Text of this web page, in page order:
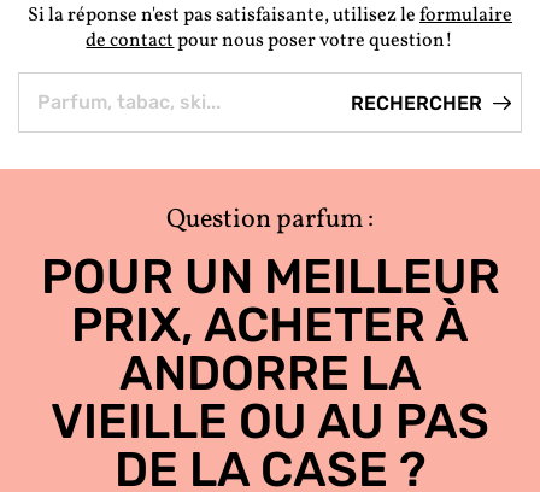
Si la réponse n'est pas satisfaisante, utilisez leformulaire
de contactpour nous poser votre question!
Question parfum :
POUR UN MEILLEUR
PRIX, ACHETER À
ANDORRE LA
VIEILLE OU AU PAS
DE LA CASE ?